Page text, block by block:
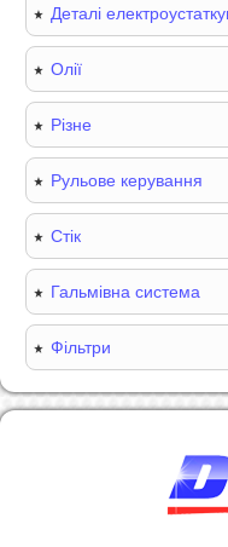
Деталі
Олії
Різне
Рульове керування
Стік
Гальмівна система
Фільтри